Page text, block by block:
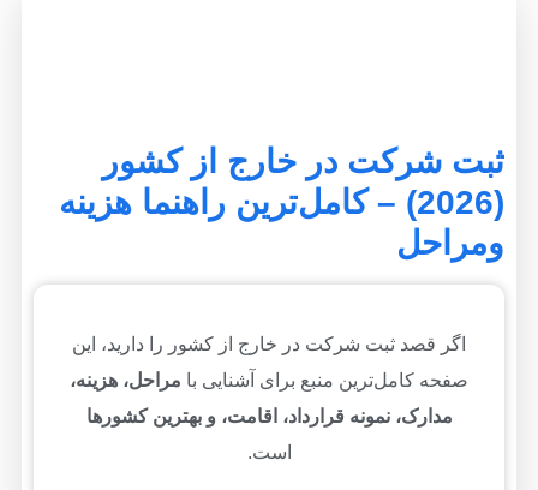
شرکت در خارج از کشور
(2026) – کامل‌ترین راهنما هزینه
اگر قصد ثبت شرکت در خارج از کشور را دارید، این
صفحه کامل‌ترین منبع برای آشنایی بامراحل، هزینه،
مدارک، نمونه قرارداد، اقامت، و بهترین کشورها